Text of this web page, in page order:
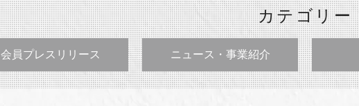
カテゴリー
会員プレスリリース ニュース・事業紹介